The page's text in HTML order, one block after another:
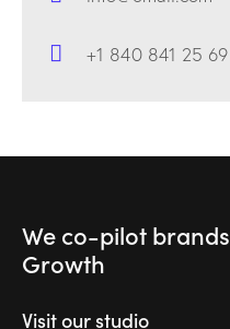
+1 840 841 25 69
We co-pilot brands
Growth
Visit our studio